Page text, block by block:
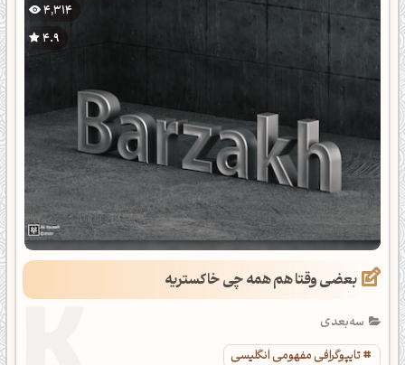
4,314
4.9
بعضی وقتا هم همه چی خاکستریه
سه‌بعدی
تایپوگرافی مفهومی انگلیسی